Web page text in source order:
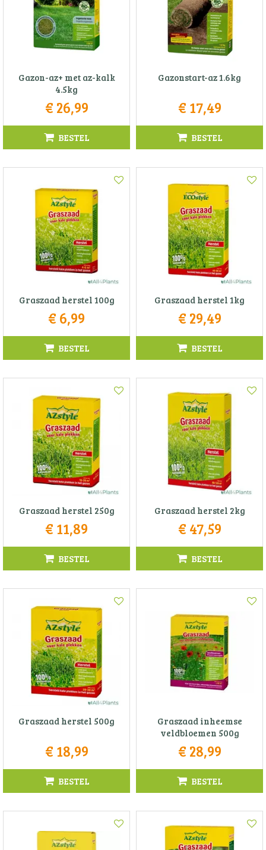
Gazon-az+ met az-kalk
4.5kg
€ 26,99
BESTEL
Gazonstart-az 1.6kg
€ 17,49
BESTEL
Graszaad herstel 100g
€ 6,99
BESTEL
Graszaad herstel 1kg
€ 29,49
BESTEL
Graszaad herstel 250g
€ 11,89
BESTEL
Graszaad herstel 2kg
€ 47,59
BESTEL
Graszaad herstel 500g
€ 18,99
BESTEL
Graszaad inheemse
veldbloemen 500g
€ 28,99
BESTEL